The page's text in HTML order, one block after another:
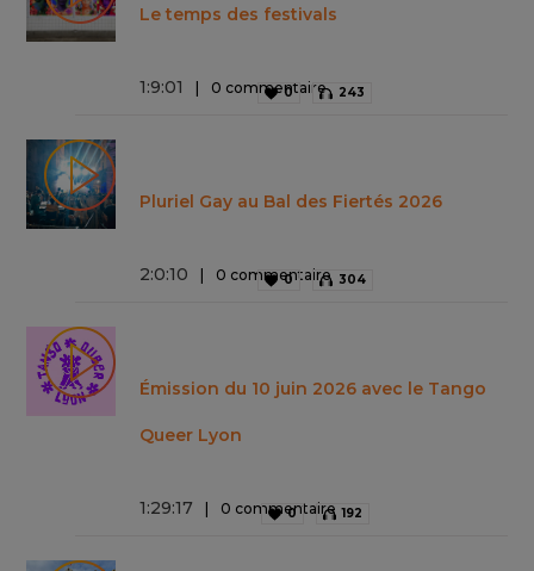
Le temps des festivals
1:9:01 0 commentaire
0 243
Pluriel Gay au Bal des Fiertés 2026
2:0:10 0 commentaire
0 304
Émission du 10 juin 2026 avec le Tango
Queer Lyon
1:29:17 0 commentaire
0 192